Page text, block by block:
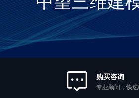
购买咨询
专业顾问，快速